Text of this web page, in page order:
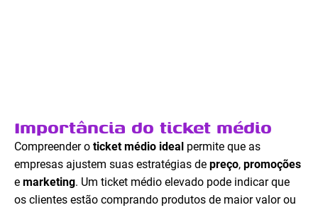
Importância do ticket médio
Compreender o ticket médio ideal permite que as
empresas ajustem suas estratégias de preço, promoções
e marketing. Um ticket médio elevado pode indicar que
os clientes estão comprando produtos de maior valor ou